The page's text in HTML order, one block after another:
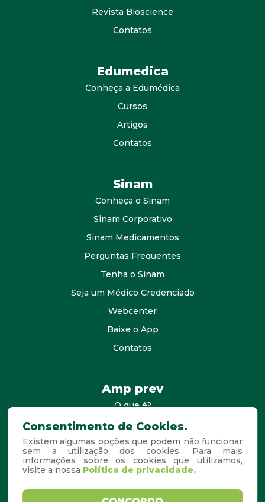
Revista Bioscience
Contatos
Edumedica
Conheça a Edumédica
Cursos
Artigos
Contatos
Sinam
Conheça o Sinam
Sinam Corporativo
Sinam Medicamentos
Perguntas Frequentes
Tenha o Sinam
Seja um Médico Credenciado
Webcenter
Baixe o App
Contatos
Amp prev
O que é?
consultores
Agende Sua Visita
Perguntas Frequentes
Consentimento de Cookies.
Existem algumas opções que podem não funcionar
sem a utilização dos cookies. Para mais
informações sobre os cookies que utilizamos,
visite a nossa Política de privacidade.